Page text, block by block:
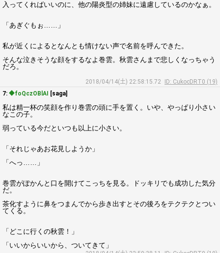
入ってくればいいのに、他の陽炎型の姉妹に遠慮しているのかなぁ。
「あぎぐもぉ……」
私が近くによるとなんとも情けない声で名前を呼んできた。
そんな泣きそうな顔をするなよ巻雲。秋雲さんまで悲しくなっちゃう
だろ。
2018/04/14(土) 22:58:15.72
ID: CukocDRT0 (19)
7: ◆foQczOBlAI [saga]
私は精一杯の笑顔を作り巻雲の頭に手を置く。いや、やっぱり小さい
なこの子。
弱っている今だといつも以上に小さい。
「それじゃあお花見しようか」
「へっ……」
巻雲がぽかんと口を開けてこっちを見る。ドッキリでも成功した気分
だ。
茶化すように鼻をつまんでから歩き出すとその後ろをテクテクとつい
てくる。
「どこに行くの秋雲！」
「いいからいいから、ついてきて」